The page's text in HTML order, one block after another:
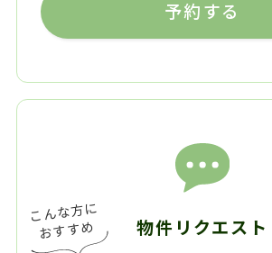
予約する
物件リクエスト